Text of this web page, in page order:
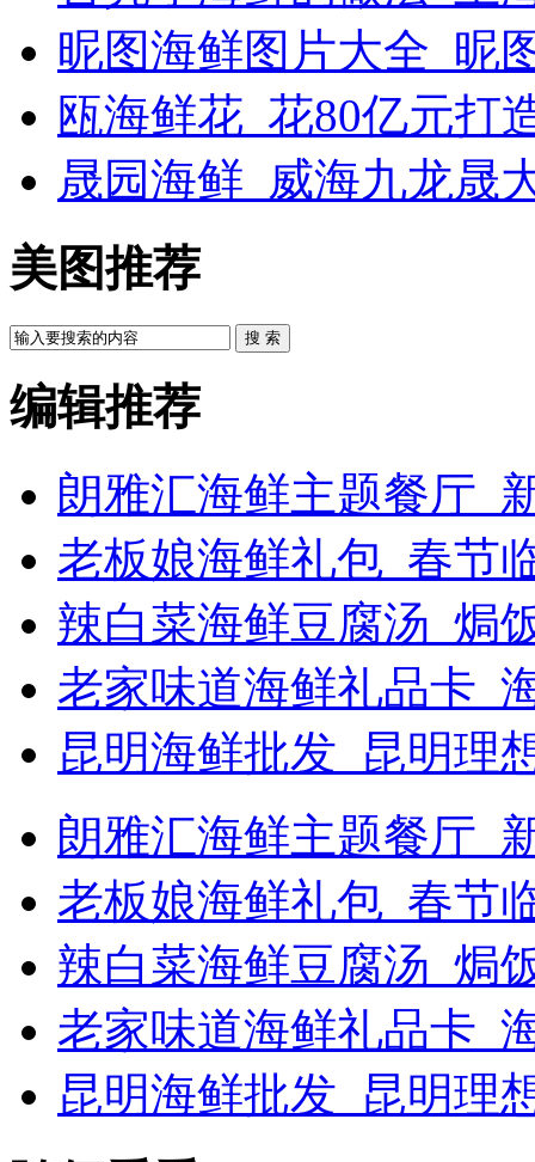
昵图海鲜图片大全_昵
瓯海鲜花_花80亿元打
晟园海鲜_威海九龙晟
美图推荐
搜 索
编辑推荐
朗雅汇海鲜主题餐厅_
老板娘海鲜礼包_春节
辣白菜海鲜豆腐汤_焗
老家味道海鲜礼品卡_
昆明海鲜批发_昆明理
朗雅汇海鲜主题餐厅_
老板娘海鲜礼包_春节
辣白菜海鲜豆腐汤_焗
老家味道海鲜礼品卡_
昆明海鲜批发_昆明理